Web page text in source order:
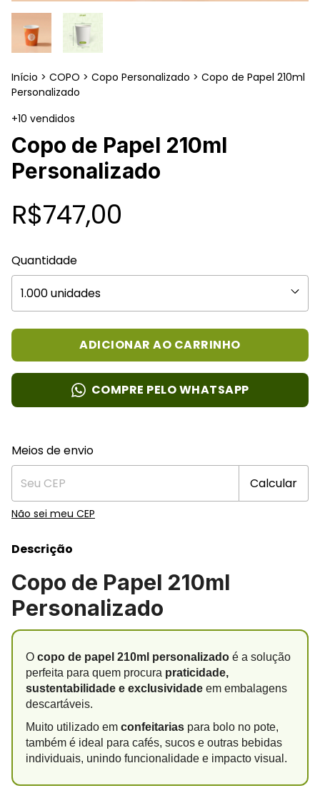
Início > COPO > Copo Personalizado > Copo de Papel 210ml
Personalizado
+10 vendidos
Copo de Papel 210ml
Personalizado
R$747,00
Quantidade
COMPRE PELO WHATSAPP
Entregas para o CEP:
Meios de envio
Calcular
Não sei meu CEP
Descrição
Copo de Papel 210ml
Personalizado
O copo de papel 210ml personalizado é a solução
perfeita para quem procura praticidade,
sustentabilidade e exclusividade em embalagens
descartáveis.
Muito utilizado em confeitarias para bolo no pote,
também é ideal para cafés, sucos e outras bebidas
individuais, unindo funcionalidade e impacto visual.